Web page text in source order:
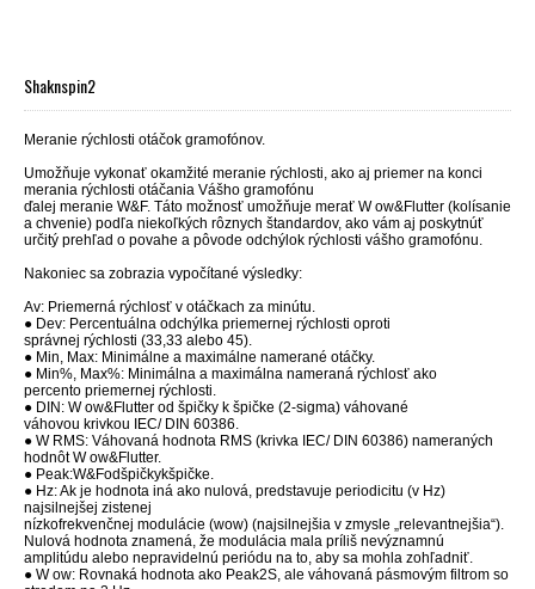
Shaknspin2
Meranie rýchlosti otáčok gramofónov.
Umožňuje vykonať okamžité meranie rýchlosti, ako aj priemer na konci
merania rýchlosti otáčania Vášho gramofónu
ďalej meranie W&F. Táto možnosť umožňuje merať W ow&Flutter (kolísanie
a chvenie) podľa niekoľkých rôznych štandardov, ako vám aj poskytnúť
určitý prehľad o povahe a pôvode odchýlok rýchlosti vášho gramofónu.
Nakoniec sa zobrazia vypočítané výsledky:
Av: Priemerná rýchlosť v otáčkach za minútu.
● Dev: Percentuálna odchýlka priemernej rýchlosti oproti
správnej rýchlosti (33,33 alebo 45).
● Min, Max: Minimálne a maximálne namerané otáčky.
● Min%, Max%: Minimálna a maximálna nameraná rýchlosť ako
percento priemernej rýchlosti.
● DIN: W ow&Flutter od špičky k špičke (2-sigma) váhované
váhovou krivkou IEC/ DIN 60386.
● W RMS: Váhovaná hodnota RMS (krivka IEC/ DIN 60386) nameraných
hodnôt W ow&Flutter.
● Peak:W&Fodšpičkykšpičke.
● Hz: Ak je hodnota iná ako nulová, predstavuje periodicitu (v Hz)
najsilnejšej zistenej
nízkofrekvenčnej modulácie (wow) (najsilnejšia v zmysle „relevantnejšia“).
Nulová hodnota znamená, že modulácia mala príliš nevýznamnú
amplitúdu alebo nepravidelnú periódu na to, aby sa mohla zohľadniť.
● W ow: Rovnaká hodnota ako Peak2S, ale váhovaná pásmovým filtrom so